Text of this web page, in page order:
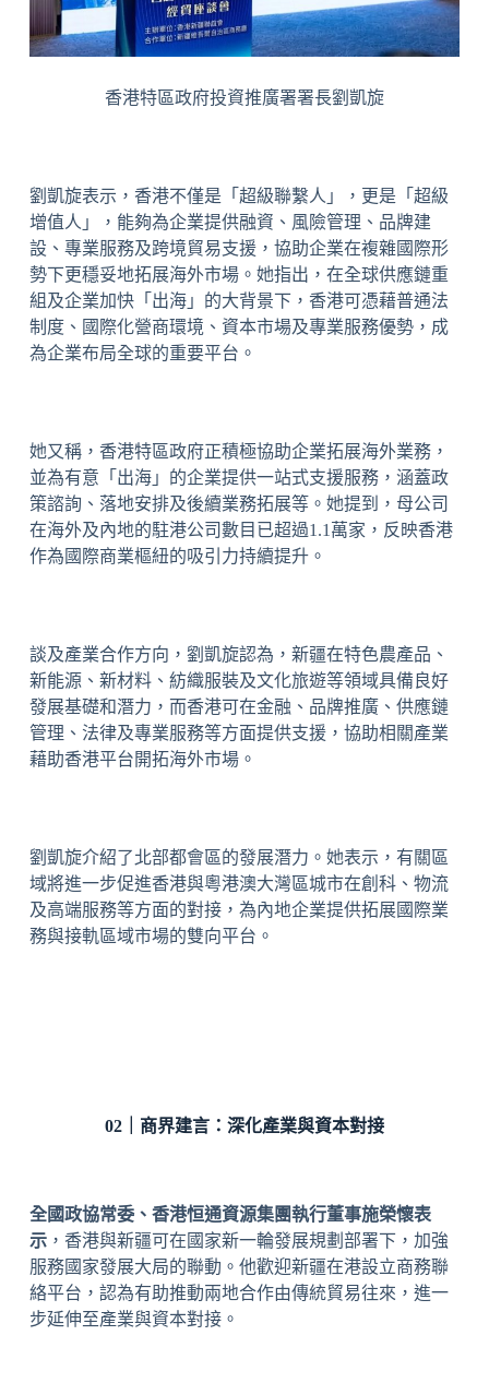
香港特區政府投資推廣署署長劉凱旋
劉凱旋表示，香港不僅是「超級聯繫人」，更是「超級
增值人」，能夠為企業提供融資、風險管理、品牌建
設、專業服務及跨境貿易支援，協助企業在複雜國際形
勢下更穩妥地拓展海外市場。她指出，在全球供應鏈重
組及企業加快「出海」的大背景下，香港可憑藉普通法
制度、國際化營商環境、資本市場及專業服務優勢，成
為企業布局全球的重要平台。
她又稱，香港特區政府正積極協助企業拓展海外業務，
並為有意「出海」的企業提供一站式支援服務，涵蓋政
策諮詢、落地安排及後續業務拓展等。她提到，母公司
在海外及內地的駐港公司數目已超過1.1萬家，反映香港
作為國際商業樞紐的吸引力持續提升。
談及產業合作方向，劉凱旋認為，新疆在特色農產品、
新能源、新材料、紡織服裝及文化旅遊等領域具備良好
發展基礎和潛力，而香港可在金融、品牌推廣、供應鏈
管理、法律及專業服務等方面提供支援，協助相關產業
藉助香港平台開拓海外市場。
劉凱旋介紹了北部都會區的發展潛力。她表示，有關區
域將進一步促進香港與粵港澳大灣區城市在創科、物流
及高端服務等方面的對接，為內地企業提供拓展國際業
務與接軌區域市場的雙向平台。
02｜商界建言： 深化產業與資本對接
全國政協常委、香港恒通資源集團執行董事施榮懷表
示，香港與新疆可在國家新一輪發展規劃部署下，加強
服務國家發展大局的聯動。他歡迎新疆在港設立商務聯
絡平台，認為有助推動兩地合作由傳統貿易往來，進一
步延伸至產業與資本對接。